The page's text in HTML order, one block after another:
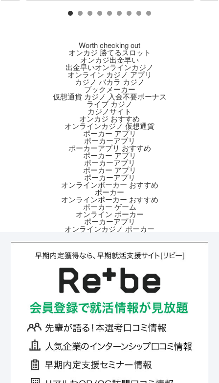
Worth checking out
オンカジ 勝てるスロット
オンカジ出金早い
出金早いオンラインカジノ
オンライン カジノ アプリ
カジノ バカラ カジノ
ブックメーカー
仮想通貨 カジノ 入金不要ボーナス
ライブ カジノ
カジノサイト
オンカジ おすすめ
オンラインカジノ 仮想通貨
ポーカー アプリ
ポーカーアプリ
ポーカーアプリ おすすめ
ポーカー アプリ
ポーカーアプリ
ポーカー アプリ
ポーカーアプリ
オンラインポーカー おすすめ
ポーカー
オンラインポーカー おすすめ
ポーカー ゲーム
オンライン ポーカー
ポーカーアプリ
オンラインカジノ ポーカー